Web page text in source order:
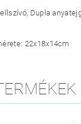
Dupla
22x18x14cm